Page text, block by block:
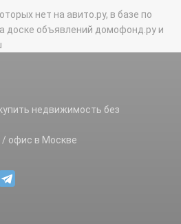
нет на авито.ру, в базе по
доске объявлений домофонд.ру и
недвижимость без
/ офис в Москве